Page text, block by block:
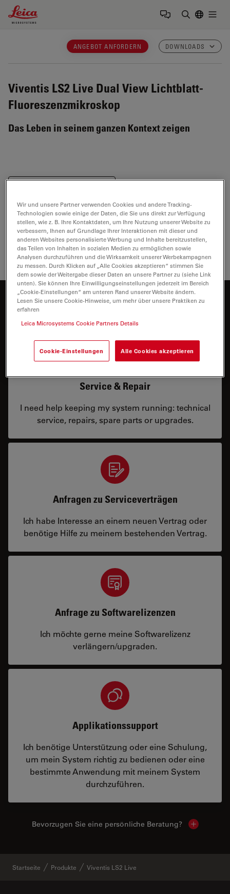
Leica Microsystems Logo
ANGEBOT ANFORDERN DOWNLOADS
Viventis LS2 Live Dual View Lichtblatt-
Fluoreszenzmikroskop
Das Leben in seinem ganzen Kontext zeigen
Ersetzt durchViventis Deep
Wie können wir Ihnen helfen?
Service & Repair
I need help keeping my system running: technical
service, repairs, spare parts or upgrades.
Anfragen zu Serviceverträgen
Ich habe Interesse an einem neuen Vertrag oder
benötige Hilfe zu meinem bestehenden Vertrag.
Anfrage zu Softwarelizenzen
Ich möchte gerne meine Softwarelizenz
verlängern/upgraden.
Applikationssupport
Ich benötige Unterstützung oder eine Schulung,
um mein System richtig zu bedienen oder eine
bestimmte Anwendung mit meinem System
durchzuführen.
Bevorzugen Sie eine persönliche Beratung? Show
Startseite Produkte Viventis LS2 Live
Wir und unsere Partner verwenden Cookies und andere Tracking-
Technologien sowie einige der Daten, die Sie uns direkt zur Verfügung
stellen, wie z. B. Ihre Kontaktdaten, um Ihre Nutzung unserer Website zu
verbessern, Ihnen auf Grundlage Ihrer Interaktionen mit dieser und
anderen Websites personalisierte Werbung und Inhalte bereitzustellen,
das Teilen von Inhalten in sozialen Medien zu ermöglichen sowie
Analysen durchzuführen und die Wirksamkeit unserer Werbekampagnen
zu messen. Durch Klicken auf „Alle Cookies akzeptieren“ stimmen Sie
dem sowie der Weitergabe dieser Daten an unsere Partner zu (siehe Link
unten). Sie können Ihre Einwilligungseinstellungen jederzeit im Bereich
„Cookie-Einstellungen“ am unteren Rand unserer Website ändern.
Lesen Sie unsere Cookie-Hinweise, um mehr über unsere Praktiken zu
erfahren
Leica Microsystems Cookie Partners Details
Cookie-Einstellungen Alle Cookies akzeptieren